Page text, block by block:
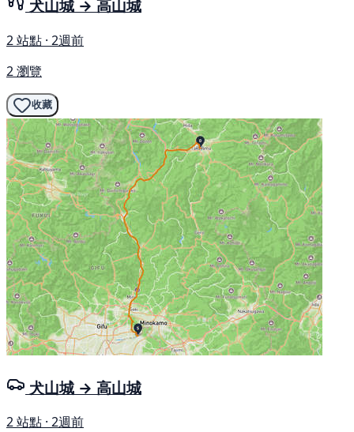
犬山城 → 高山城
2 站點 · 2週前
2 瀏覽
收藏
犬山城 → 高山城
2 站點 · 2週前